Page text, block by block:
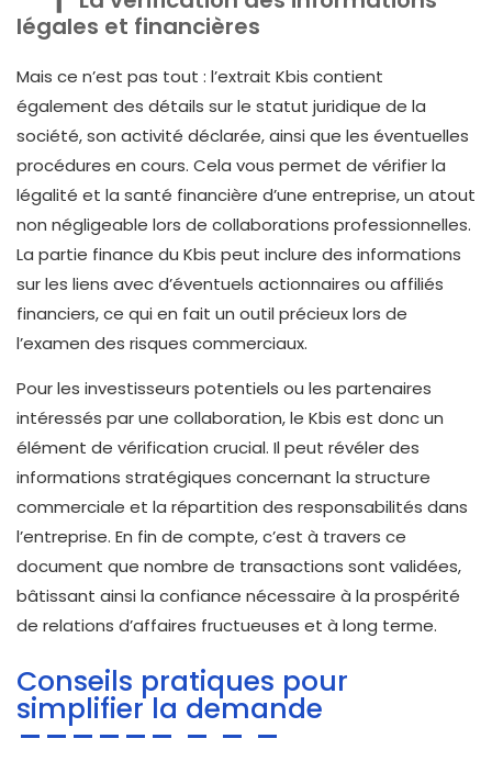
légales et financières
Mais ce n’est pas tout : l’extrait Kbis contient
également des détails sur le statut juridique de la
société, son activité déclarée, ainsi que les éventuelles
procédures en cours. Cela vous permet de vérifier la
légalité et la santé financière d’une entreprise, un atout
non négligeable lors de collaborations professionnelles.
La partie finance du Kbis peut inclure des informations
sur les liens avec d’éventuels actionnaires ou affiliés
financiers, ce qui en fait un outil précieux lors de
l’examen des risques commerciaux.
Pour les investisseurs potentiels ou les partenaires
intéressés par une collaboration, le Kbis est donc un
élément de vérification crucial. Il peut révéler des
informations stratégiques concernant la structure
commerciale et la répartition des responsabilités dans
l’entreprise. En fin de compte, c’est à travers ce
document que nombre de transactions sont validées,
bâtissant ainsi la confiance nécessaire à la prospérité
de relations d’affaires fructueuses et à long terme.
Conseils pratiques pour
simplifier la demande